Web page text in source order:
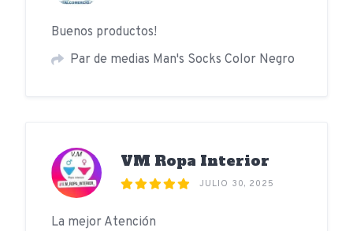
Buenos productos!
Par de medias Man's Socks Color Negro
VM Ropa Interior
JULIO 30, 2025
La mejor Atención